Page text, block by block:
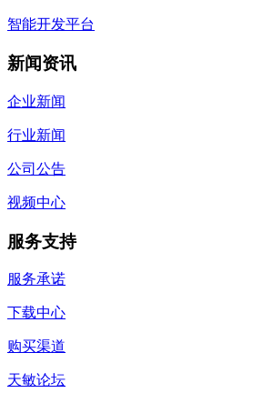
智能开发平台
新闻资讯
企业新闻
行业新闻
公司公告
视频中心
服务支持
服务承诺
下载中心
购买渠道
天敏论坛